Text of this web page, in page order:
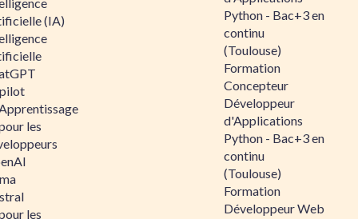
(IA)
les
les
Python - Bac+3 en
continu
(Toulouse)
Formation
Concepteur
Développeur
d'Applications
Python - Bac+3 en
continu
(Toulouse)
Formation
Développeur Web